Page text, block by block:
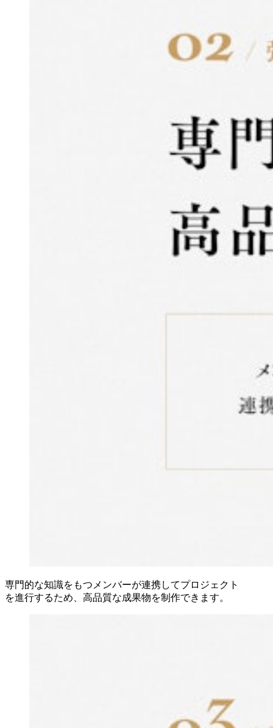
専門的な知識をもつメンバーが連携してプロジェクト
を進行するため、高品質な成果物を制作できます。